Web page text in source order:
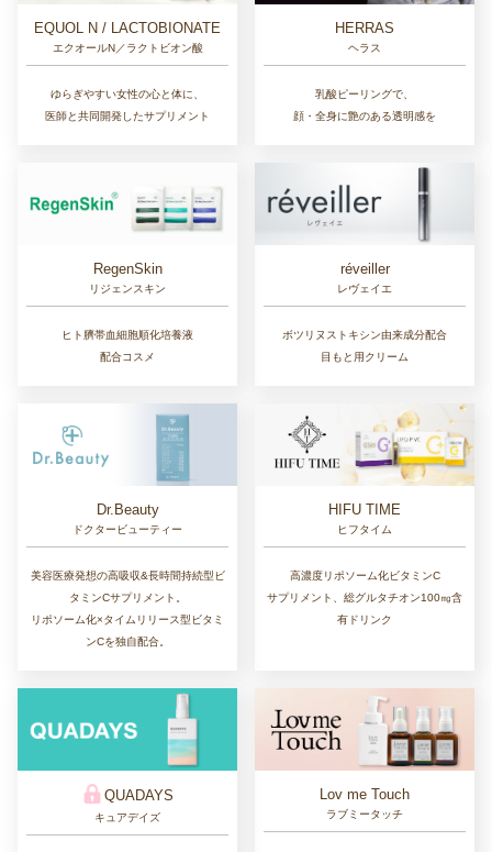
EQUOL N / LACTOBIONATE
エクオールN／ラクトビオン酸
ゆらぎやすい女性の心と体に、
医師と共同開発したサプリメント
HERRAS
ヘラス
乳酸ピーリングで、
顔・全身に艶のある透明感を
RegenSkin
リジェンスキン
ヒト臍帯血細胞順化培養液
配合コスメ
réveiller
レヴェイエ
ボツリヌストキシン由来成分配合
目もと用クリーム
Dr.Beauty
ドクタービューティー
美容医療発想の高吸収&長時間持続型ビ
タミンCサプリメント。
リポソーム化×タイムリリース型ビタミ
ンCを独自配合。
HIFU TIME
ヒフタイム
高濃度リポソーム化ビタミンC
サプリメント、総グルタチオン100㎎含
有ドリンク
QUADAYS
キュアデイズ
Lov me Touch
ラブミータッチ